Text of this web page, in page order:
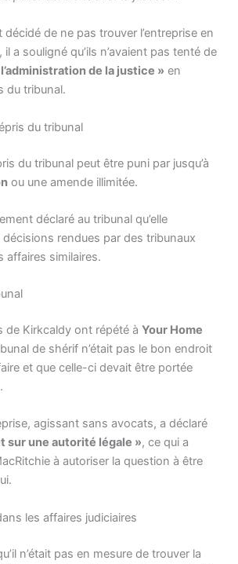
décidé de ne pas trouver l’entreprise en
a souligné qu’ils n’avaient pas tenté de
de la justice » en
du tribunal.
du tribunal
du tribunal peut être puni par jusqu’à
ou une amende illimitée.
déclaré au tribunal qu’elle
décisions rendues par des tribunaux
affaires similaires.
de Kirkcaldy ont répété àYour Home
de shérif n’était pas le bon endroit
et que celle-ci devait être portée
agissant sans avocats, a déclaré
sur une autorité légale », ce qui a
à autoriser la question à être
les affaires judiciaires
n’était pas en mesure de trouver la